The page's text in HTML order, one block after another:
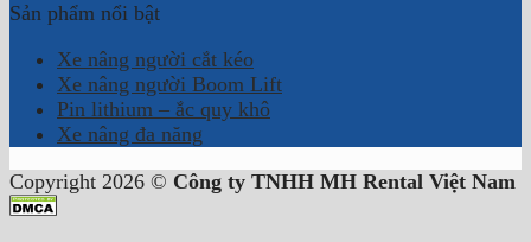
Sản phẩm nổi bật
Xe nâng người cắt kéo
Xe nâng người Boom Lift
Pin lithium – ắc quy khô
Xe nâng đa năng
Copyright 2026 © Công ty TNHH MH Rental Việt Nam